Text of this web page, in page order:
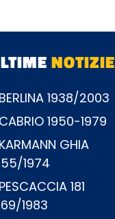
NOTIZIE
BERLINA 1938/2003
CABRIO 1950-1979
KARMANN GHIA
1974
PESCACCIA 181
1983